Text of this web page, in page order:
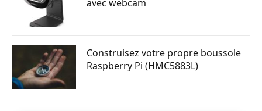
avec webcam
Construisez votre propre boussole
Raspberry Pi (HMC5883L)